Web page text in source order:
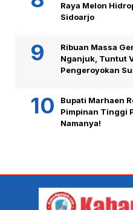
Raya Melon
Sidoarjo
Ribuan Massa
Nganjuk, Tuntut
Pengeroyokan
Bupati Marhaen
Pimpinan Tinggi
Namanya!